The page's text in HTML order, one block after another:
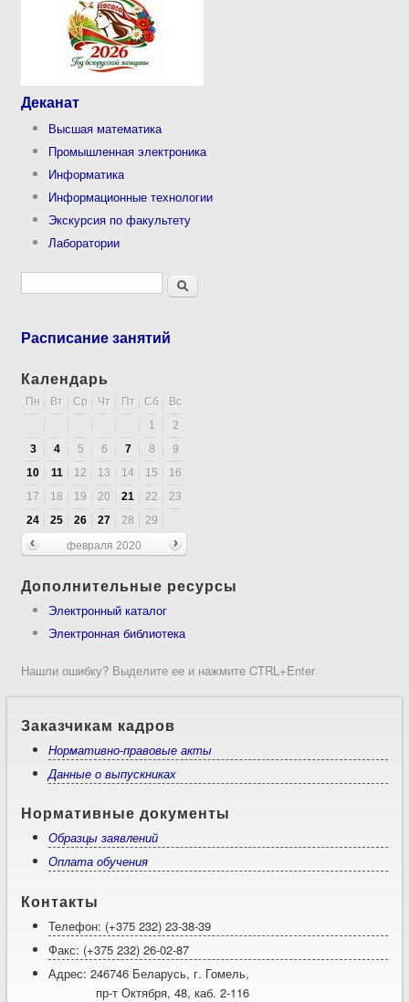
Деканат
Высшая математика
Промышленная электроника
Информатика
Информационные технологии
Экскурсия по факультету
Лаборатории
Форма поискаПоиск
Расписание занятий
Календарь
Пн Вт Ср Чт Пт Сб
Вс
1
2
3
4 5 6 7 8
9
10
11 12 13 14 15
16
17
18 19 20 21 22
23
24
25 26 27 28
29
февраля 2020
Дополнительные ресурсы
Электронный каталог
Электронная библиотека
Нашли ошибку? Выделите ее и нажмите CTRL+Enter
Заказчикам кадров
Нормативно-правовые акты
Данные о выпускниках
Нормативные документы
Образцы заявлений
Оплата обучения
Контакты
Телефон: (+375 232) 23-38-39
Факс: (+375 232) 26-02-87
Адрес: 246746 Беларусь, г. Гомель,
пр-т Октября, 48, каб. 2-116